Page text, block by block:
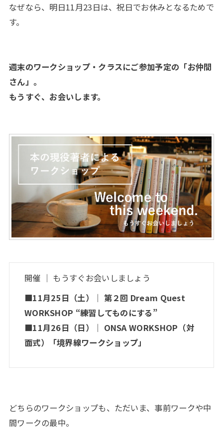
なぜなら、明日11月23日は、祝日でお休みとなるためで
す。
週末のワークショップ・クラスにご参加予定の「お仲間
さん」。
もうすぐ、お会いします。
開催 ｜ もうすぐお会いしましょう
■11月25日（土）｜ 第２回 Dream Quest
WORKSHOP “練習してものにする”
■11月26日（日）｜ ONSA WORKSHOP（対
面式）「境界線ワークショップ」
どちらのワークショップも、ただいま、事前ワークや中
間ワークの最中。